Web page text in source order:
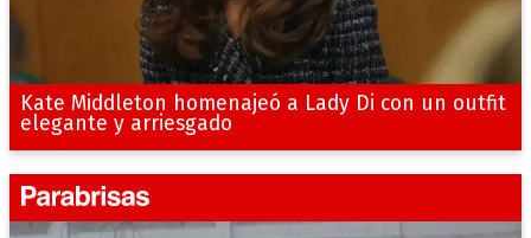
Kate Middleton homenajeó a Lady Di con un outfit
elegante y arriesgado